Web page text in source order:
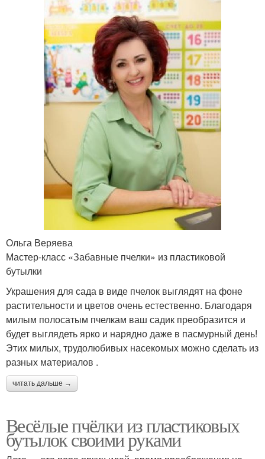
Ольга Веряева
Мастер-класс «Забавные пчелки» из пластиковой
бутылки
Украшения для сада в виде пчелок выглядят на фоне
растительности и цветов очень естественно. Благодаря
милым полосатым пчелкам ваш садик преобразится и
будет выглядеть ярко и нарядно даже в пасмурный день!
Этих милых, трудолюбивых насекомых можно сделать из
разных материалов .
читать дальше →
Весёлые пчёлки из пластиковых
бутылок своими руками